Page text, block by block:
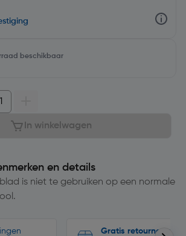
beschikbaar
In winkelwagen
en details
is niet te gebruiken op een normale
Gratis retourneren